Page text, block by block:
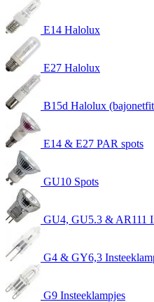
E14 Halolux
E27 Halolux
B15d Halolux
E14 & E27 PAR spots
GU10 Spots
GU4, GU5.3 & AR111
G4 & GY6,3
G9 Insteeklampjes